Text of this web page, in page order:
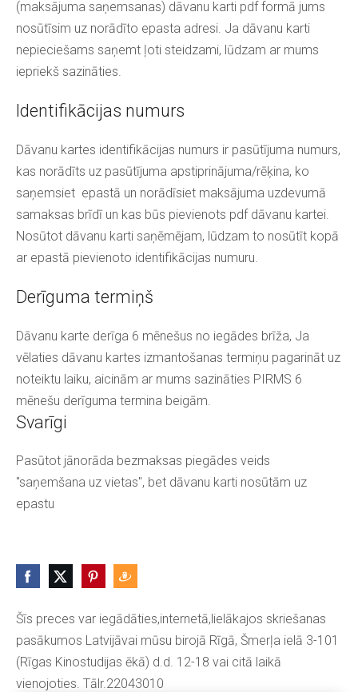
Šīs preces var iegādāties,internetā,lielākajos skriešanas
pasākumos Latvijāvai mūsu birojā Rīgā, Šmerļa ielā 3-101
(Rīgas Kinostudijas ēkā) d.d. 12-18 vai citā laikā
vienojoties. Tālr.22043010
(maksājuma saņemsanas) dāvanu karti pdf formā jums
nosūtīsim uz norādīto epasta adresi. Ja dāvanu karti
nepieciešams saņemt ļoti steidzami, lūdzam ar mums
iepriekš sazināties.
Identifikācijas numurs
Dāvanu kartes identifikācijas numurs ir pasūtījuma numurs,
kas norādīts uz pasūtījuma apstiprinājuma/rēķina, ko
saņemsiet epastā un norādīsiet maksājuma uzdevumā
samaksas brīdī un kas būs pievienots pdf dāvanu kartei.
Nosūtot dāvanu karti saņēmējam, lūdzam to nosūtīt kopā
ar epastā pievienoto identifikācijas numuru.
Derīguma termiņš
Dāvanu karte derīga 6 mēnešus no iegādes brīža, Ja
vēlaties dāvanu kartes izmantošanas termiņu pagarināt uz
noteiktu laiku, aicinām ar mums sazināties PIRMS 6
mēnešu derīguma termina beigām.
Svarīgi
Pasūtot jānorāda bezmaksas piegādes veids
"saņemšana uz vietas", bet dāvanu karti nosūtām uz
epastu